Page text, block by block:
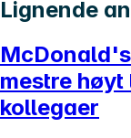
Lignende
mestre høyt
kollegaer